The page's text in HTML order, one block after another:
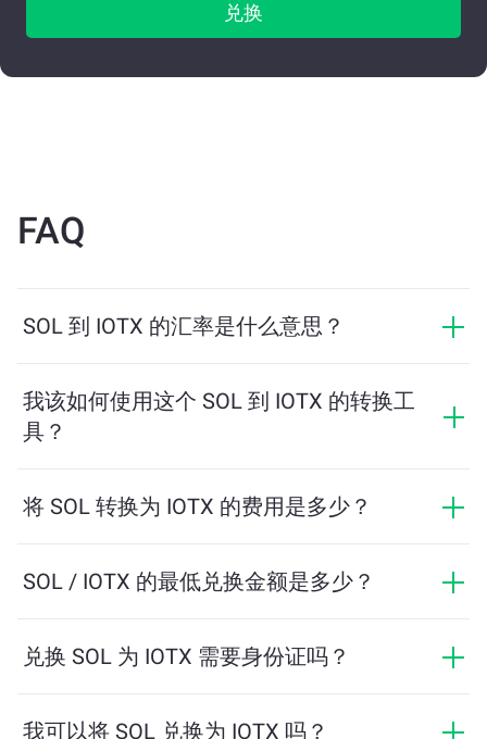
兑换
FAQ
SOL 到 IOTX 的汇率是什么意思？
场行情、供需关系和流动性等因素实时波动。
我该如何使用这个 SOL 到 IOTX 的转换工
具？
可获得的 IOTX 数量。然后按照提示步骤完成交易即可。
将 SOL 转换为 IOTX 的费用是多少？
ChangeNOW 提供具有竞争力的费率，没有隐藏费用，
SOL / IOTX 的最低兑换金额是多少？
保顺利交易所需的最低金额。但在大多数情况下，最低
兑换 SOL 为 IOTX 需要身份证吗？
匿名。然而，如果您登录ChangeNOW Pro并完成验证，
我可以将 SOL 兑换为 IOTX 吗？